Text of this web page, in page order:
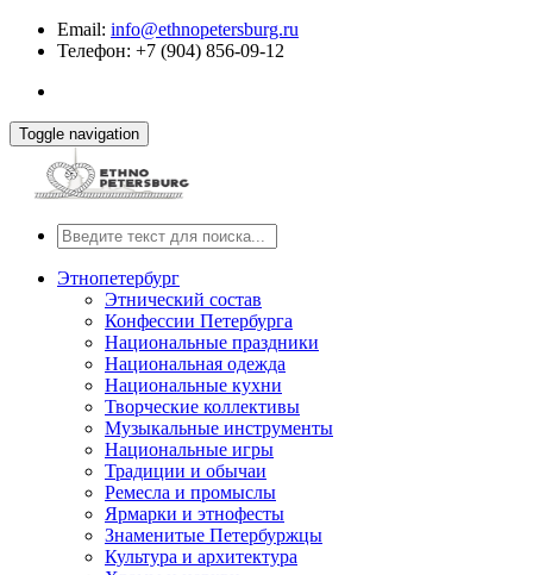
Email: info@ethnopetersburg.ru
Телефон: +7 (904) 856-09-12
Toggle navigation
Этнопетербург
Этнический состав
Конфессии Петербурга
Национальные праздники
Национальная одежда
Национальные кухни
Творческие коллективы
Музыкальные инструменты
Национальные игры
Традиции и обычаи
Ремесла и промыслы
Ярмарки и этнофесты
Знаменитые Петербуржцы
Культура и архитектура